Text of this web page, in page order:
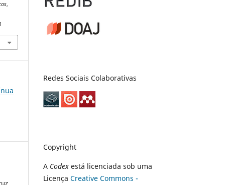
,
Redes Sociais Colaborativas
Copyright
A Codex está licenciada sob uma
Licença Creative Commons -